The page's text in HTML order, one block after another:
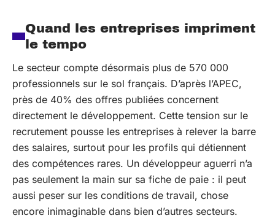
Quand les entreprises impriment
le tempo
Le secteur compte désormais plus de 570 000
professionnels sur le sol français. D’après l’APEC,
près de 40% des offres publiées concernent
directement le développement. Cette tension sur le
recrutement pousse les entreprises à relever la barre
des salaires, surtout pour les profils qui détiennent
des compétences rares. Un développeur aguerri n’a
pas seulement la main sur sa fiche de paie : il peut
aussi peser sur les conditions de travail, chose
encore inimaginable dans bien d’autres secteurs.